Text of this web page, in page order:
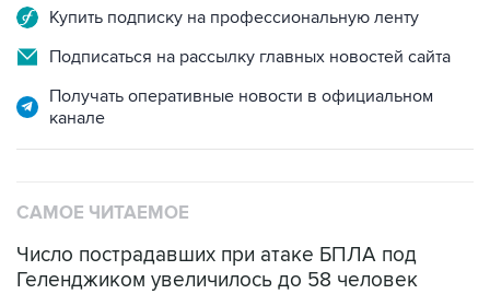
Купить подписку на профессиональную ленту
Подписаться на рассылку главных новостей сайта
Получать оперативные новости в официальном
канале
САМОЕ ЧИТАЕМОЕ
Число пострадавших при атаке БПЛА под
Геленджиком увеличилось до 58 человек